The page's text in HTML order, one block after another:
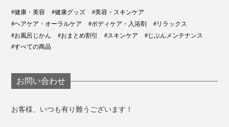
#健康・美容 #健康グッズ
#美容・スキンケア
#ヘアケア・オーラルケア
#ボディケア・入浴剤
#リラックス
#お風呂じかん
#おまとめ割引 #スキンケア
#じぶんメンテナンス
#すべての商品
お問い合わせ
お客様、いつも有り難うございます！